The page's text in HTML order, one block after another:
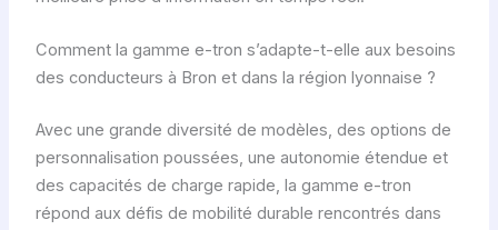
Comment la gamme e-tron s’adapte-t-elle aux besoins
des conducteurs à Bron et dans la région lyonnaise ?
Avec une grande diversité de modèles, des options de
personnalisation poussées, une autonomie étendue et
des capacités de charge rapide, la gamme e-tron
répond aux défis de mobilité durable rencontrés dans